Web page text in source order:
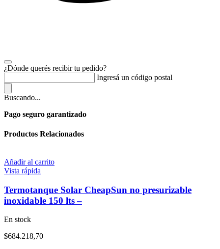
¿Dónde querés recibir tu pedido?
Ingresá un código postal
Buscando...
Pago seguro garantizado
Productos Relacionados
Añadir al carrito
Vista rápida
Termotanque Solar CheapSun no presurizable
inoxidable 150 lts –
En stock
$684.218,70